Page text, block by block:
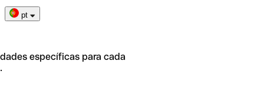
pt
específicas para cada